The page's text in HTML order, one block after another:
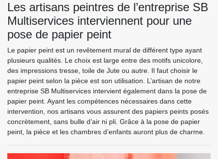
Les artisans peintres de l’entreprise SB
Multiservices interviennent pour une
pose de papier peint
Le papier peint est un revêtement mural de différent type ayant
plusieurs qualités. Le choix est large entre des motifs unicolore,
des impressions tresse, toile de Jute ou autre. Il faut choisir le
papier peint selon la pièce est son utilisation. L’artisan de notre
entreprise SB Multiservices intervient également dans la pose de
papier peint. Ayant les compétences nécessaires dans cette
intervention, nos artisans vous assurent des papiers peints posés
concrètement, sans bulle d’air ni pli. Grâce à la pose de papier
peint, la pièce et les chambres d’enfants auront plus de charme.